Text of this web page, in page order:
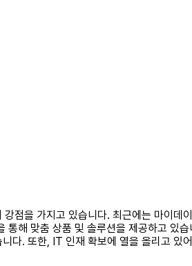
점을 가지고 있습니다. 최근에는 마이
해 맞춤 상품 및 솔루션을 제공하고 있
다. 또한, IT 인재 확보에 열을 올리고